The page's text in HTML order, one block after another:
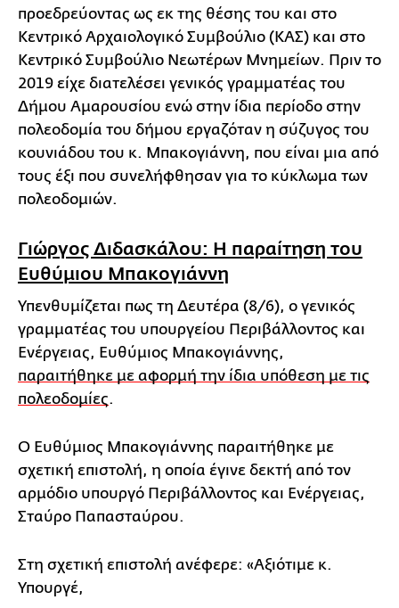
προεδρεύοντας ως εκ της θέσης του και στο
Κεντρικό Αρχαιολογικό Συμβούλιο (ΚΑΣ) και στο
Κεντρικό Συμβούλιο Νεωτέρων Μνημείων. Πριν το
2019 είχε διατελέσει γενικός γραμματέας του
Δήμου Αμαρουσίου ενώ στην ίδια περίοδο στην
πολεοδομία του δήμου εργαζόταν η σύζυγος του
κουνιάδου του κ. Μπακογιάννη, που είναι μια από
τους έξι που συνελήφθησαν για το κύκλωμα των
πολεοδομιών.
Γιώργος Διδασκάλου: Η παραίτηση του
Ευθύμιου Μπακογιάννη
Υπενθυμίζεται πως τη Δευτέρα (8/6), ο γενικός
γραμματέας του υπουργείου Περιβάλλοντος και
Ενέργειας, Ευθύμιος Μπακογιάννης,
παραιτήθηκε με αφορμή την ίδια υπόθεση με τις
πολεοδομίες.
Ο Ευθύμιος Μπακογιάννης παραιτήθηκε με
σχετική επιστολή, η οποία έγινε δεκτή από τον
αρμόδιο υπουργό Περιβάλλοντος και Ενέργειας,
Σταύρο Παπασταύρου.
Στη σχετική επιστολή ανέφερε: «Αξιότιμε κ.
Υπουργέ,